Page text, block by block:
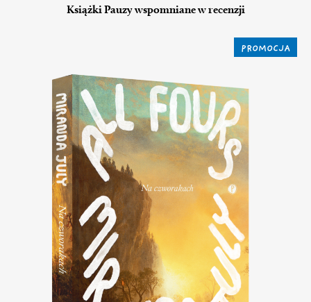
Książki Pauzy wspomniane w recenzji
PROMOCJA